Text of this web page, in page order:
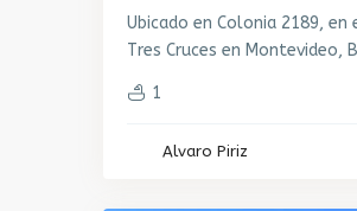
Ubicado en Colonia 2189,
Tres Cruces en Montevideo,
1
Alvaro Piriz
Carrasco,